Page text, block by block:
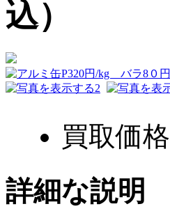
込）
買取価格
詳細な説明